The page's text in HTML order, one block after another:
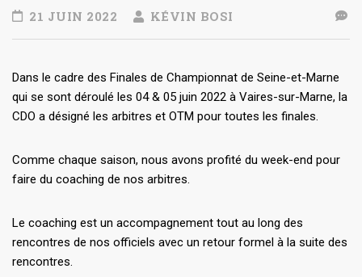
21 JUIN 2022 KÉVIN BOSI
Dans le cadre des Finales de Championnat de Seine-et-Marne
qui se sont déroulé les 04 & 05 juin 2022 à Vaires-sur-Marne, la
CDO a désigné les arbitres et OTM pour toutes les finales.
Comme chaque saison, nous avons profité du week-end pour
faire du coaching de nos arbitres.
Le coaching est un accompagnement tout au long des
rencontres de nos officiels avec un retour formel à la suite des
rencontres.